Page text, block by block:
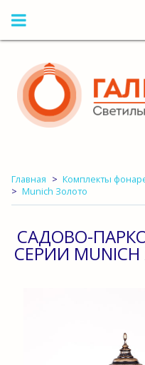
Главная Комплекты
Munich Золото
САДОВО-
СЕРИИ MUNICH